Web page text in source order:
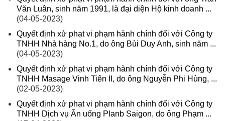
Văn Luân, sinh năm 1991, là đại diện Hộ kinh doanh ...
(04-05-2023)
Quyết định xử phạt vi phạm hành chính đối với Công ty
TNHH Nhà hàng No.1, do ông Bùi Duy Anh, sinh năm ...
(04-05-2023)
Quyết định xử phạt vi phạm hành chính đối với Công ty
TNHH Masage Vinh Tiên II, do ông Nguyễn Phi Hùng, ...
(02-05-2023)
Quyết định xử phạt vi phạm hành chính đối với Công ty
TNHH Dịch vụ Ăn uống Planb Saigon, do ông Phạm ...